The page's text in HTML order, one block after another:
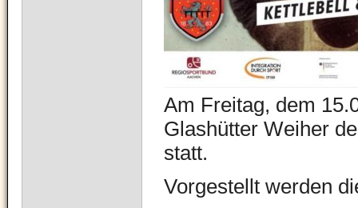
Am Freitag, dem
Glashütter Weiher
statt.
Vorgestellt werden